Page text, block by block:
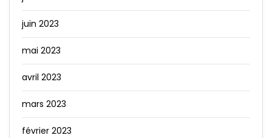
juin 2023
mai 2023
avril 2023
mars 2023
février 2023